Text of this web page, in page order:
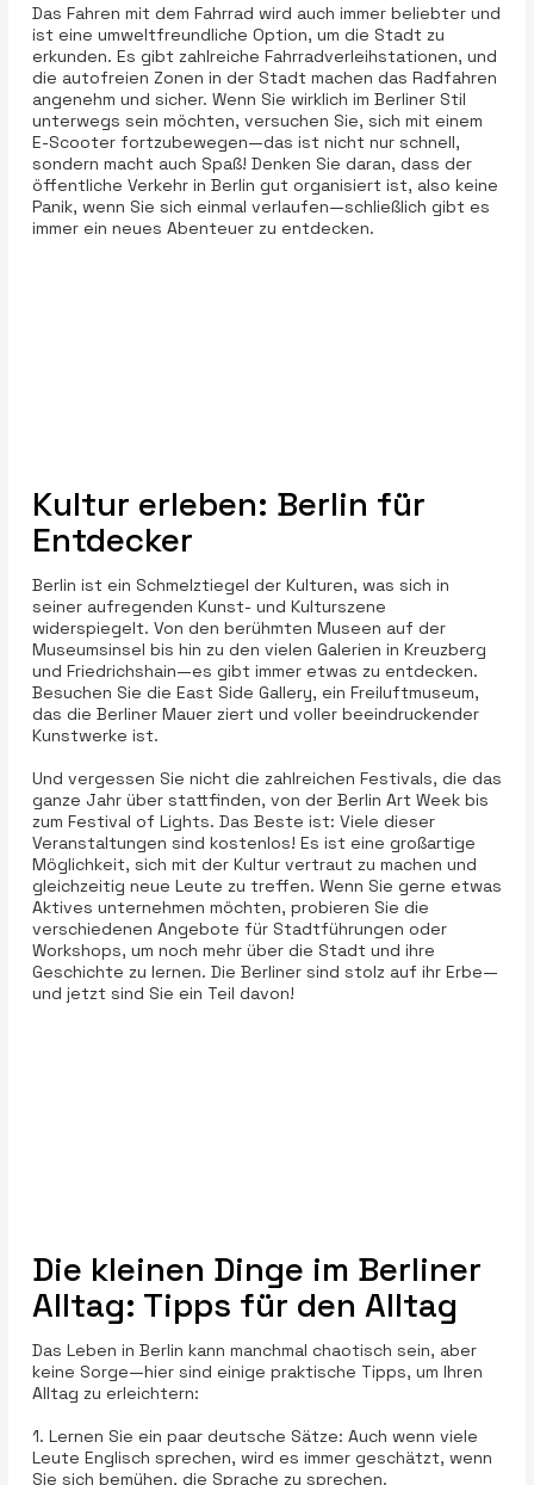
Das Fahren mit dem Fahrrad wird auch immer beliebter und
ist eine umweltfreundliche Option, um die Stadt zu
erkunden. Es gibt zahlreiche Fahrradverleihstationen, und
die autofreien Zonen in der Stadt machen das Radfahren
angenehm und sicher. Wenn Sie wirklich im Berliner Stil
unterwegs sein möchten, versuchen Sie, sich mit einem
E-Scooter fortzubewegen—das ist nicht nur schnell,
sondern macht auch Spaß! Denken Sie daran, dass der
öffentliche Verkehr in Berlin gut organisiert ist, also keine
Panik, wenn Sie sich einmal verlaufen—schließlich gibt es
immer ein neues Abenteuer zu entdecken.
Kultur erleben: Berlin für
Entdecker
Berlin ist ein Schmelztiegel der Kulturen, was sich in
seiner aufregenden Kunst- und Kulturszene
widerspiegelt. Von den berühmten Museen auf der
Museumsinsel bis hin zu den vielen Galerien in Kreuzberg
und Friedrichshain—es gibt immer etwas zu entdecken.
Besuchen Sie die East Side Gallery, ein Freiluftmuseum,
das die Berliner Mauer ziert und voller beeindruckender
Kunstwerke ist.
Und vergessen Sie nicht die zahlreichen Festivals, die das
ganze Jahr über stattfinden, von der Berlin Art Week bis
zum Festival of Lights. Das Beste ist: Viele dieser
Veranstaltungen sind kostenlos! Es ist eine großartige
Möglichkeit, sich mit der Kultur vertraut zu machen und
gleichzeitig neue Leute zu treffen. Wenn Sie gerne etwas
Aktives unternehmen möchten, probieren Sie die
verschiedenen Angebote für Stadtführungen oder
Workshops, um noch mehr über die Stadt und ihre
Geschichte zu lernen. Die Berliner sind stolz auf ihr Erbe—
und jetzt sind Sie ein Teil davon!
Die kleinen Dinge im Berliner
Alltag: Tipps für den Alltag
Das Leben in Berlin kann manchmal chaotisch sein, aber
keine Sorge—hier sind einige praktische Tipps, um Ihren
Alltag zu erleichtern:
1. Lernen Sie ein paar deutsche Sätze: Auch wenn viele
Leute Englisch sprechen, wird es immer geschätzt, wenn
Sie sich bemühen, die Sprache zu sprechen.